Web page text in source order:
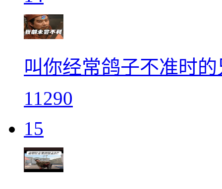
叫你经常鸽子不准时
11290
15